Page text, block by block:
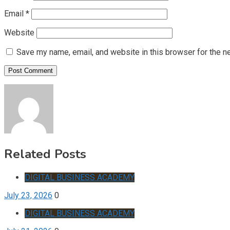
Email *
Website
Save my name, email, and website in this browser for the
Related Posts
DIGITAL BUSINESS ACADEMY
July 23, 2026 0
DIGITAL BUSINESS ACADEMY